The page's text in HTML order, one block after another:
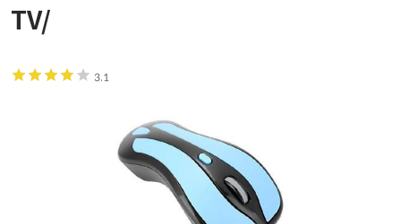
TV/
3.1